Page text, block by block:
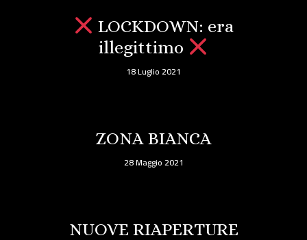
LOCKDOWN: era
illegittimo
18 Luglio 2021
ZONA BIANCA
28 Maggio 2021
NUOVE RIAPERTURE